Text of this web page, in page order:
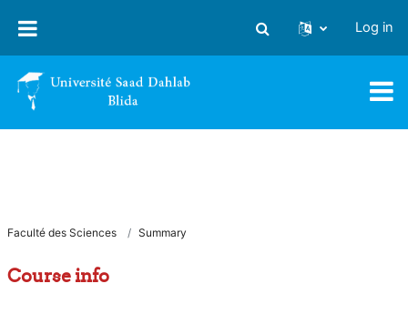
Toggle search input
Log in
Faculté des Sciences Summary
Course info